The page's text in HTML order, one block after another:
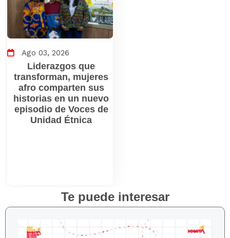
Ago 03, 2026
Liderazgos que
transforman, mujeres
afro comparten sus
historias en un nuevo
episodio de Voces de
Unidad Étnica
Te puede interesar